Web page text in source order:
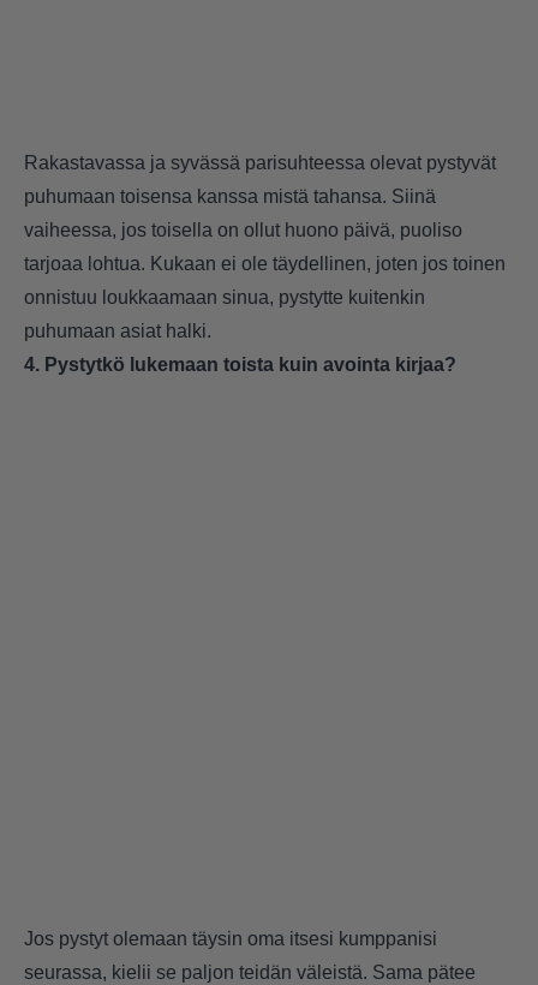
Rakastavassa ja syvässä parisuhteessa olevat pystyvät
puhumaan toisensa kanssa mistä tahansa. Siinä
vaiheessa, jos toisella on ollut huono päivä, puoliso
tarjoaa lohtua. Kukaan ei ole täydellinen, joten jos toinen
onnistuu loukkaamaan sinua, pystytte kuitenkin
puhumaan asiat halki.
4. Pystytkö lukemaan toista kuin avointa kirjaa?
Jos pystyt olemaan täysin oma itsesi kumppanisi
seurassa, kielii se paljon teidän väleistä. Sama pätee